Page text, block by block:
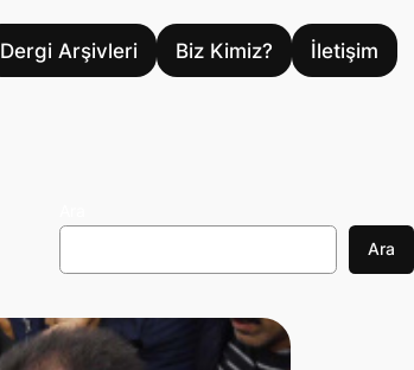
Dergi Arşivleri Biz Kimiz? İletişim
Ara